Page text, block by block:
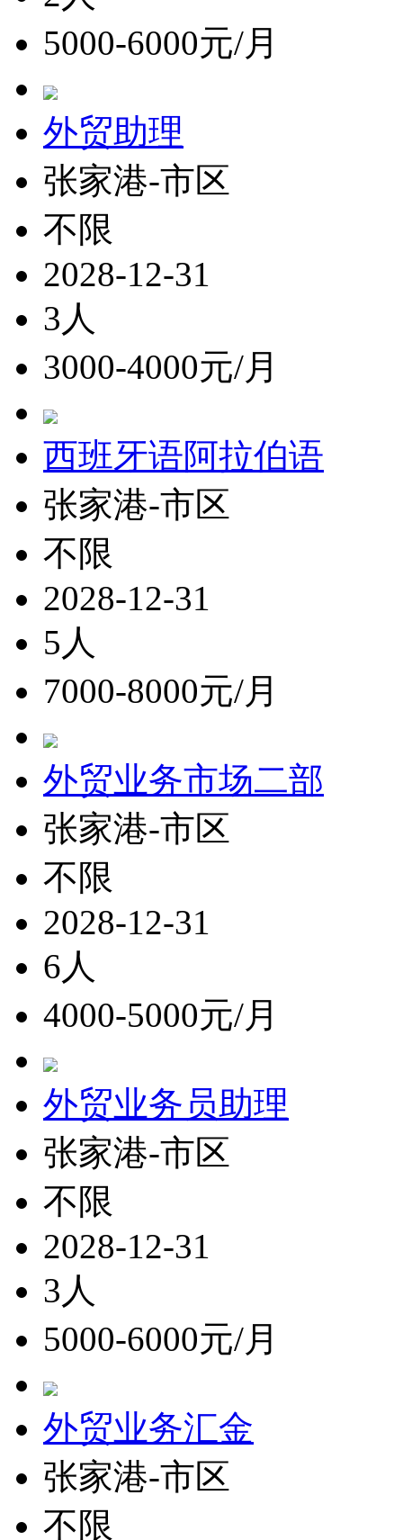
5000-6000元/月
外贸助理
张家港-市区
不限
2028-12-31
3人
3000-4000元/月
西班牙语阿拉伯语
张家港-市区
不限
2028-12-31
5人
7000-8000元/月
外贸业务市场二部
张家港-市区
不限
2028-12-31
6人
4000-5000元/月
外贸业务员助理
张家港-市区
不限
2028-12-31
3人
5000-6000元/月
外贸业务汇金
张家港-市区
不限